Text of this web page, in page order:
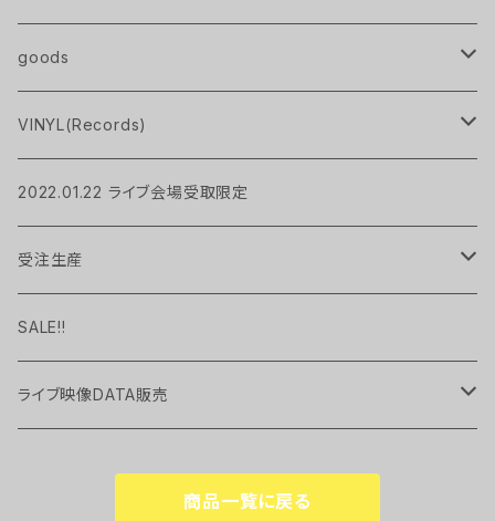
handkerchief
Pavlov City
T-Shirts
Pavlov City
MIRAGE
sweat
socks
Hoodie
Pavlov City
Long Sleeve Tee
goods
pouch
bag
candle
handkerchief
cup
VINYL(Records)
LP
EP
2022.01.22 ライブ会場受取限定
受注生産
現品限り
SALE!!
ライブ映像DATA販売
商品一覧に戻る